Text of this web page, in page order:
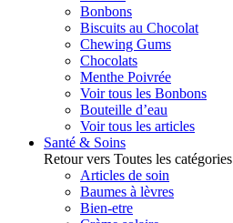
Bonbons
Biscuits au Chocolat
Chewing Gums
Chocolats
Menthe Poivrée
Voir tous les Bonbons
Bouteille d’eau
Voir tous les articles
Santé & Soins
Retour vers Toutes les catégories
Articles de soin
Baumes à lèvres
Bien-etre